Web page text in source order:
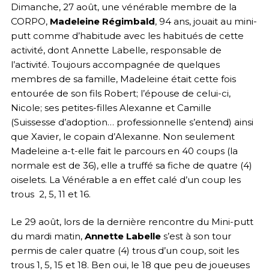
Dimanche, 27 août, une vénérable membre de la
CORPO, Madeleine Régimbald, 94 ans, jouait au mini-
putt comme d’habitude avec les habitués de cette
activité, dont Annette Labelle, responsable de
l’activité. Toujours accompagnée de quelques
membres de sa famille, Madeleine était cette fois
entourée de son fils Robert; l’épouse de celui-ci,
Nicole; ses petites-filles Alexanne et Camille
(Suissesse d’adoption… professionnelle s’entend) ainsi
que Xavier, le copain d’Alexanne. Non seulement
Madeleine a-t-elle fait le parcours en 40 coups (la
normale est de 36), elle a truffé sa fiche de quatre (4)
oiselets. La Vénérable a en effet calé d’un coup les
trous 2, 5, 11 et 16.
Le 29 août, lors de la dernière rencontre du Mini-putt
du mardi matin, Annette Labelles’est à son tour
permis de caler quatre (4) trous d’un coup, soit les
trous 1, 5, 15 et 18. Ben oui, le 18 que peu de joueuses